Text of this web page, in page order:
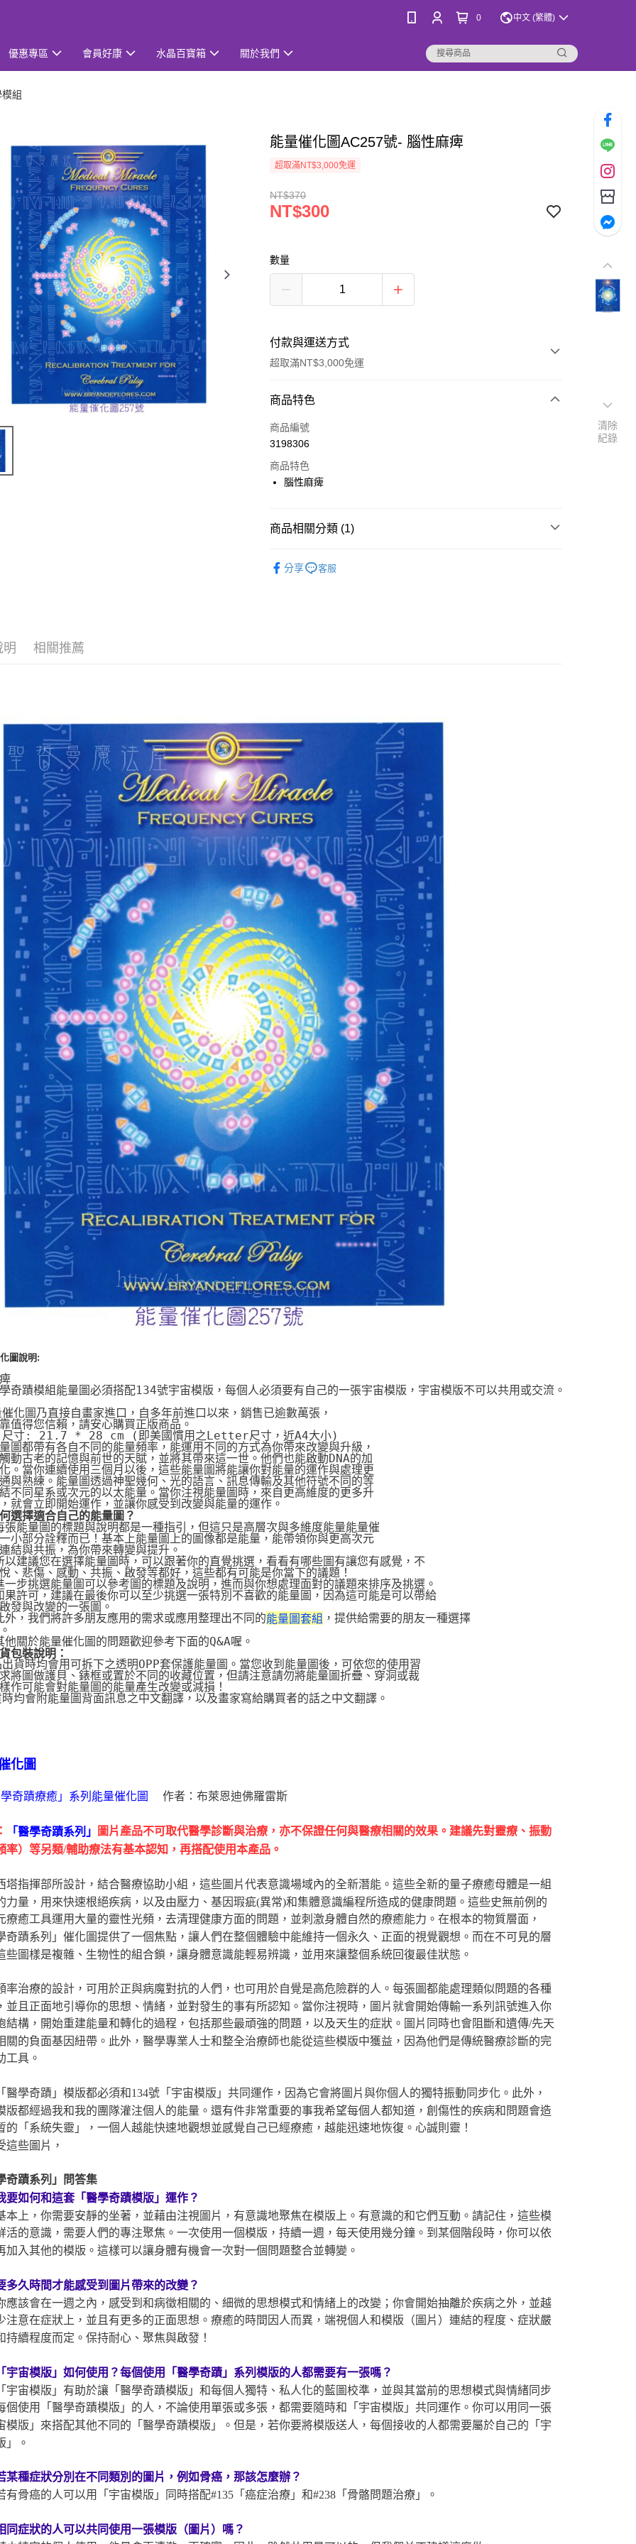
0 中文 (繁體)
優惠專區 會員好康 水晶百寶箱 關於我們
組
能量催化圖AC257號- 腦性麻痺
超取滿NT$3,000免運
NT$370
NT$300
數量
付款與運送方式
超取滿NT$3,000免運
付款方式
信用卡一次付款
LINE Pay
街口支付
每筆NT$80，滿NT$3,000(含以上)免運費
賣家宅配幫您送（台灣）
每筆NT$80，滿NT$3,000(含以上)免運費
郵局幫你送（離島）
每筆NT$80，滿NT$3,000(含以上)免運費
付款後門市自取
免運費
商品特色
商品編號
3198306
商品特色
腦性麻痺
商品相關分類 (1)
分享
客服
明 相關推薦
圖說明:
奇蹟模組能量圖必須搭配134號宇宙模版，每個人必須要有自己的一張宇宙模版，宇宙模版不可以共用或交流。
化圖乃直接自畫家進口，自多年前進口以來，銷售已逾數萬張，
值得您信賴，請安心購買正版商品。
尺寸: 21.7 * 28 cm (即美國慣用之Letter尺寸，近A4大小)
圖都帶有各自不同的能量頻率，能運用不同的方式為你帶來改變與升級，
動古老的記憶與前世的天賦，並將其帶來這一世。他們也能啟動DNA的加
。當你連續使用三個月以後，這些能量圖將能讓你對能量的運作與處理更
與熟練。能量圖透過神聖幾何、光的語言、訊息傳輸及其他符號不同的等
不同星系或次元的以太能量。當你注視能量圖時，來自更高維度的更多升
就會立即開始運作，並讓你感受到改變與能量的運作。
選擇適合自己的能量圖？
能量圖的標題與說明都是一種指引，但這只是高層次與多維度能量能量催
小部分詮釋而已！基本上能量圖上的圖像都是能量，能帶領你與更高次元
結與共振，為你帶來轉變與提升。
建議您在選擇能量圖時，可以跟著你的直覺挑選，看看有哪些圖有讓您有感覺，不
、悲傷、感動、共振、啟發等都好，這些都有可能是你當下的議題！
步挑選能量圖可以參考圖的標題及說明，進而與你想處理面對的議題來排序及挑選。
許可，建議在最後你可以至少挑選一張特別不喜歡的能量圖，因為這可能是可以帶給
發與改變的一張圖。
，我們將許多朋友應用的需求或應用整理出不同的
能量圖套組 ，提供給需要的朋友一種選擇
關於能量催化圖的問題歡迎參考下面的Q&A喔。
包裝說明：
貨時均會用可拆下之透明OPP套保護能量圖。當您收到能量圖後，可依您的使用習
將圖做護貝、錶框或置於不同的收藏位置，但請注意請勿將能量圖折疊、穿洞或裁
作可能會對能量圖的能量產生改變或減損！
均會附能量圖背面訊息之中文翻譯，以及畫家寫給購買者的話之中文翻譯。
化圖
奇蹟療癒」系列能量催化圖 作者：布萊恩迪佛羅雷斯
「醫學奇蹟系列」
圖片產品不可取代醫學診斷與治療，亦不保證任何與醫療相關的效果。建議先對靈療、振動
率）等另類/輔助療法有基本認知，再搭配使用本產品。
塔指揮部所設計，結合醫療協助小組，這些圖片代表意識場域內的全新潛能。這些全新的量子療癒母體是一組
力量，用來快速根絕疾病，以及由壓力、基因瑕疵(異常)和集體意識編程所造成的健康問題。這些史無前例的
療癒工具運用大量的靈性光頻，去清理健康方面的問題，並刺激身體自然的療癒能力。在根本的物質層面，
奇蹟系列」催化圖提供了一個焦點，讓人們在整個體驗中能維持一個永久、正面的視覺觀想。而在不可見的層
些圖樣是複雜、生物性的組合鎖，讓身體意識能輕易辨識，並用來讓整個系統回復最佳狀態。
率治療的設計，可用於正與病魔對抗的人們，也可用於自覺是高危險群的人。每張圖都能處理類似問題的各種
並且正面地引導你的思想、情緒，並對發生的事有所認知。當你注視時，圖片就會開始傳輸一系列訊號進入你
結構，開始重建能量和轉化的過程，包括那些最頑強的問題，以及天生的症狀。圖片同時也會阻斷和遺傳/先天
關的負面基因紐帶。此外，醫學專業人士和整全治療師也能從這些模版中獲益，因為他們是傳統醫療診斷的完
工具。
醫學奇蹟」模版都必須和134號「宇宙模版」共同運作，因為它會將圖片與你個人的獨特振動同步化。此外，
版都經過我和我的團隊灌注個人的能量。還有件非常重要的事我希望每個人都知道，創傷性的疾病和問題會造
的「系統失靈」，一個人越能快速地觀想並感覺自己已經療癒，越能迅速地恢復。心誠則靈！
這些圖片，
奇蹟系列」問答集
要如何和這套「醫學奇蹟模版」運作？
本上，你需要安靜的坐著，並藉由注視圖片，有意識地聚焦在模版上。有意識的和它們互動。請記住，這些模
活的意識，需要人們的專注聚焦。一次使用一個模版，持續一週，每天使用幾分鐘。到某個階段時，你可以依
加入其他的模版。這樣可以讓身體有機會一次對一個問題整合並轉變。
多久時間才能感受到圖片帶來的改變？
應該會在一週之內，感受到和病徵相關的、細微的思想模式和情緒上的改變；你會開始抽離於疾病之外，並越
注意在症狀上，並且有更多的正面思想。療癒的時間因人而異，端視個人和模版（圖片）連結的程度、症狀嚴
持續程度而定。保持耐心、聚焦與啟發！
宇宙模版」如何使用？每個使用「醫學奇蹟」系列模版的人都需要有一張嗎？
宇宙模版」有助於讓「醫學奇蹟模版」和每個人獨特、私人化的藍圖校準，並與其當前的思想模式與情緒同步
個使用「醫學奇蹟模版」的人，不論使用單張或多張，都需要隨時和「宇宙模版」共同運作。你可以用同一張
模版」來搭配其他不同的「醫學奇蹟模版」。但是，若你要將模版送人，每個接收的人都需要屬於自己的「宇
」。
某種症狀分別在不同類別的圖片，例如骨癌，那該怎麼辦？
有骨癌的人可以用「宇宙模版」同時搭配#135「癌症治療」和#238「骨骼問題治療」。
同症狀的人可以共同使用一張模版（圖片）嗎？
清除
紀錄